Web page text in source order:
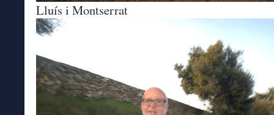
Lluís i Montserrat